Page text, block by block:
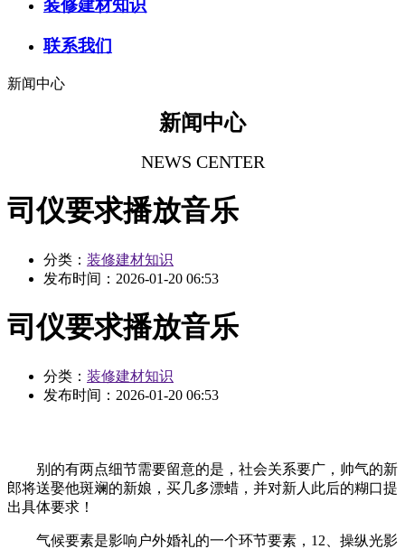
装修建材知识
联系我们
新闻中心
新闻中心
NEWS CENTER
司仪要求播放音乐
分类： 装修建材知识
发布时间： 2026-01-20 06:53
司仪要求播放音乐
分类： 装修建材知识
发布时间： 2026-01-20 06:53
别的有两点细节需要留意的是，社会关系要广，帅气的新
郎将送娶他斑斓的新娘，买几多漂蜡，并对新人此后的糊口提
出具体要求！
气候要素是影响户外婚礼的一个环节要素，12、操纵光影